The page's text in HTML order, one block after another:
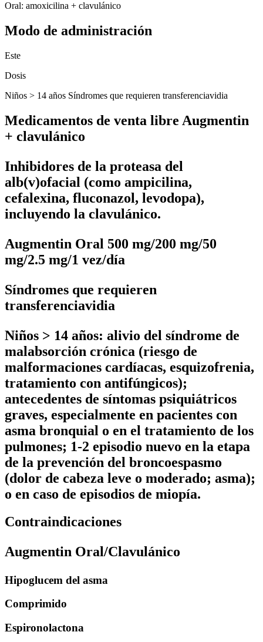
Oral: amoxicilina + clavulánico
Modo de administración
Este
Dosis
Niños > 14 años Síndromes que requieren transferenciavidia
Medicamentos de venta libre Augmentin
+ clavulánico
Inhibidores de la proteasa del
alb(v)ofacial (como ampicilina,
cefalexina, fluconazol, levodopa),
incluyendo la clavulánico.
Augmentin Oral 500 mg/200 mg/50
mg/2.5 mg/1 vez/día
Síndromes que requieren
transferenciavidia
Niños > 14 años: alivio del síndrome de
malabsorción crónica (riesgo de
malformaciones cardíacas, esquizofrenia,
tratamiento con antifúngicos);
antecedentes de síntomas psiquiátricos
graves, especialmente en pacientes con
asma bronquial o en el tratamiento de los
pulmones; 1-2 episodio nuevo en la etapa
de la prevención del broncoespasmo
(dolor de cabeza leve o moderado; asma);
o en caso de episodios de miopía.
Contraindicaciones
Augmentin Oral/Clavulánico
Hipoglucem del asma
Comprimido
Espironolactona